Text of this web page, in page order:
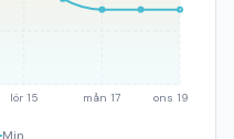
lör 15 mån 17 ons 19